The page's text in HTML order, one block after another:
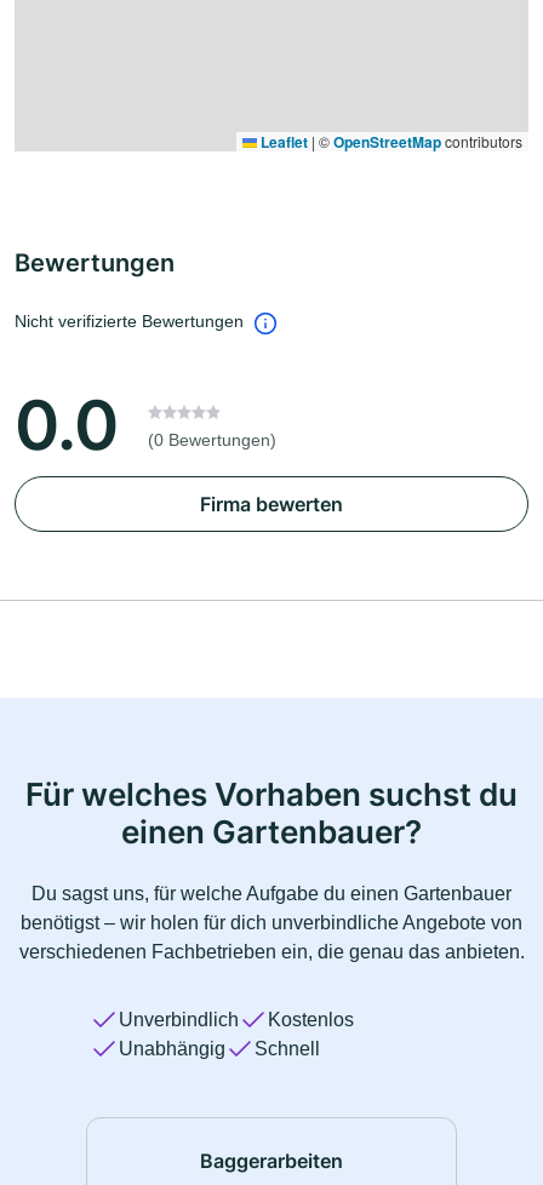
Leaflet | ©OpenStreetMapcontributors
Bewertungen
Nicht verifizierte Bewertungen
0.0 (0 Bewertungen)
Firma bewerten
Für welches Vorhaben suchst du
einen Gartenbauer?
Du sagst uns, für welche Aufgabe du einen Gartenbauer
benötigst – wir holen für dich unverbindliche Angebote von
verschiedenen Fachbetrieben ein, die genau das anbieten.
Unverbindlich
Kostenlos
Unabhängig
Schnell
Baggerarbeiten